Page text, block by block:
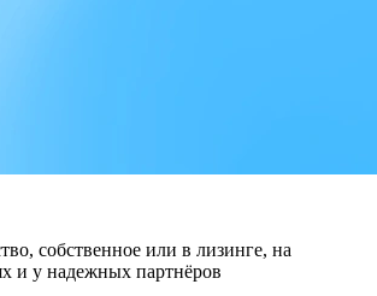
собственное или в лизинге, на
и у надежных партнёров